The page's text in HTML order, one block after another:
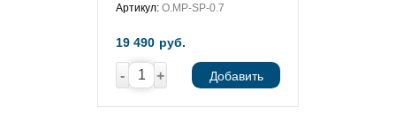
Артикул: O.MP-SP-0.7
19 490 руб.
- + Добавить